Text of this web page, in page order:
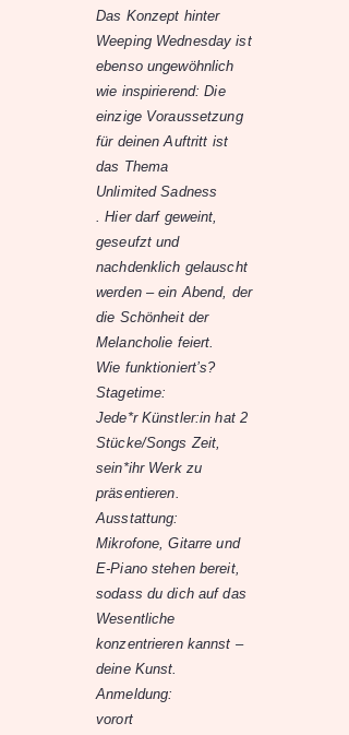
Das Konzept hinter
Weeping Wednesday ist
ebenso ungewöhnlich
wie inspirierend: Die
einzige Voraussetzung
für deinen Auftritt ist
das Thema
Unlimited Sadness
. Hier darf geweint,
geseufzt und
nachdenklich gelauscht
werden – ein Abend, der
die Schönheit der
Melancholie feiert.
Wie funktioniert’s?
Stagetime:
Jede*r Künstler:in hat 2
Stücke/Songs Zeit,
sein*ihr Werk zu
präsentieren.
Ausstattung:
Mikrofone, Gitarre und
E-Piano stehen bereit,
sodass du dich auf das
Wesentliche
konzentrieren kannst –
deine Kunst.
Anmeldung:
vorort